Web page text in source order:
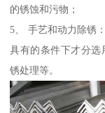
的锈蚀和污物；
5、 手艺和动力除锈
具有的条件下才分选
锈处理等。